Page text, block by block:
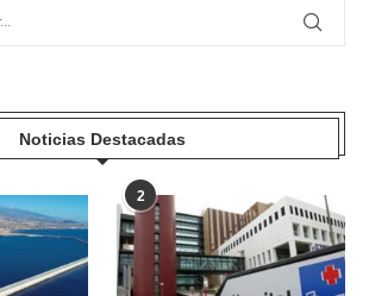
Noticias Destacadas
2